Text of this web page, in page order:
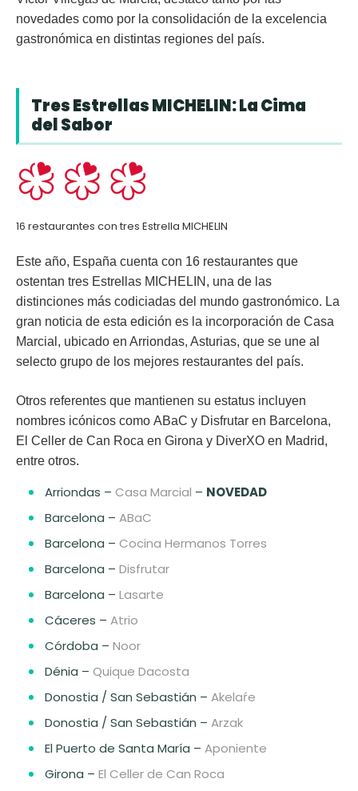
novedades como por la consolidación de la excelencia
gastronómica en distintas regiones del país.
Tres Estrellas MICHELIN: La Cima
del Sabor
16 restaurantes con tres Estrella MICHELIN
Este año, España cuenta con 16 restaurantes que
ostentan tres Estrellas MICHELIN , una de las
distinciones más codiciadas del mundo gastronómico. La
gran noticia de esta edición es la incorporación de Casa
Marcial , ubicado en Arriondas, Asturias, que se une al
selecto grupo de los mejores restaurantes del país.
Otros referentes que mantienen su estatus incluyen
nombres icónicos como ABaC y Disfrutar en Barcelona,
El Celler de Can Roca en Girona y DiverXO en Madrid,
entre otros.
Arriondas – Casa Marcial – NOVEDAD
Barcelona – ABaC
Barcelona – Cocina Hermanos Torres
Barcelona – Disfrutar
Barcelona – Lasarte
Cáceres – Atrio
Córdoba – Noor
Dénia – Quique Dacosta
Donostia / San Sebastián – Akelaŕe
Donostia / San Sebastián – Arzak
El Puerto de Santa María – Aponiente
Girona – El Celler de Can Roca